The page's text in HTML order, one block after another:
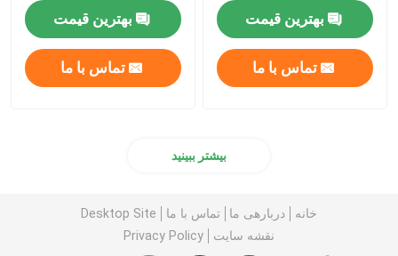
بهترین قیمت
تماس با ما
بهترین قیمت
تماس با ما
بیشتر ببینید
خانه دربارهی ما تماس با ما
Desktop Site
نقشه سایت
Privacy Policy